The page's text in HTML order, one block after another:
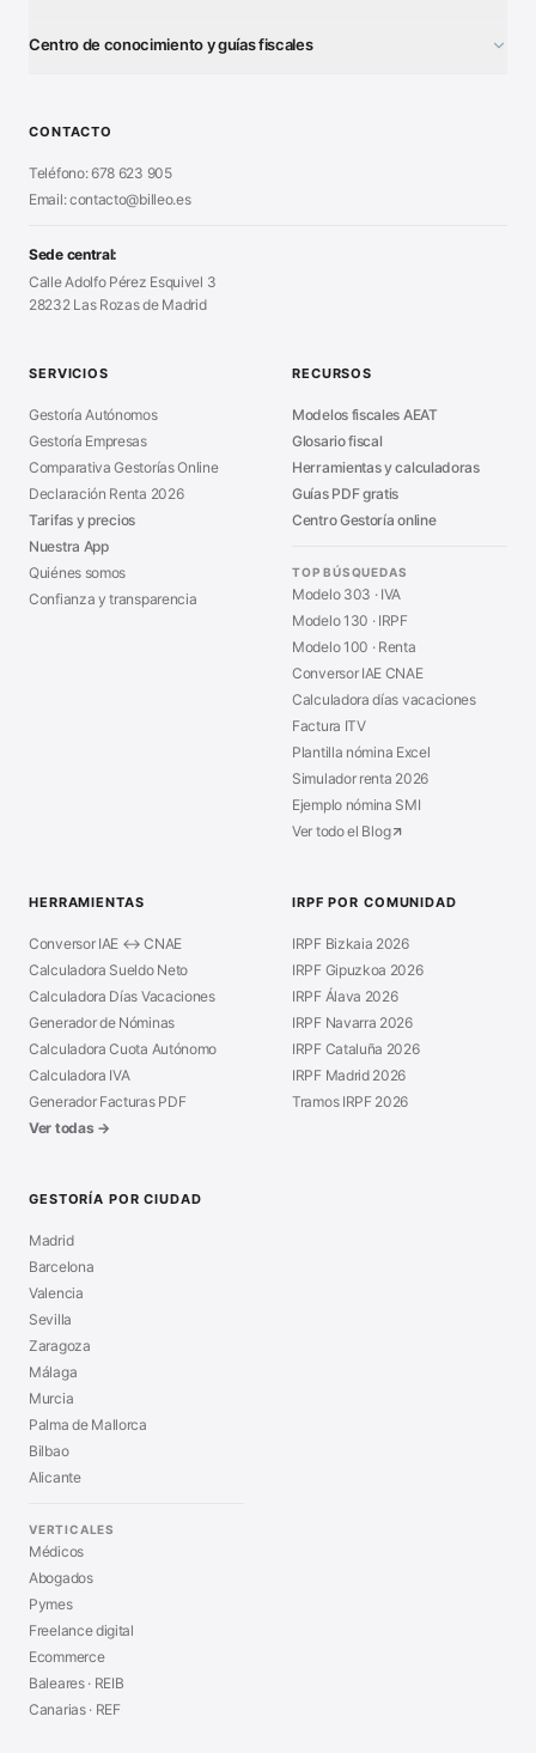
Generador Nóminas
■ Generador Presupuestos
Generador Facturas
■Modelo Nómina PDF
■Calculadora Vacaciones
Centro de conocimiento y guías fiscales
■Alta Autónomo Paso a Paso
Declaración Renta 2026
■Certificado Digital
■Sanciones Hacienda
■Asesoría en Madrid
CONTACTO
Teléfono: 678 623 905
Email: contacto@billeo.es
Sede central:
Calle Adolfo Pérez Esquivel 3
28232 Las Rozas de Madrid
SERVICIOS
Gestoría Autónomos
Gestoría Empresas
Comparativa Gestorías Online
Declaración Renta 2026
Tarifas y precios
Nuestra App
Quiénes somos
Confianza y transparencia
RECURSOS
Modelos fiscales AEAT
Glosario fiscal
Herramientas y calculadoras
Guías PDF gratis
Centro Gestoría online
TOP BÚSQUEDAS
Modelo 303 · IVA
Modelo 130 · IRPF
Modelo 100 · Renta
Conversor IAE CNAE
Calculadora días vacaciones
Factura ITV
Plantilla nómina Excel
Simulador renta 2026
Ejemplo nómina SMI
Ver todo el Blog
HERRAMIENTAS
Conversor IAE ↔ CNAE
Calculadora Sueldo Neto
Calculadora Días Vacaciones
Generador de Nóminas
Calculadora Cuota Autónomo
Calculadora IVA
Generador Facturas PDF
Ver todas →
IRPF POR COMUNIDAD
IRPF Bizkaia 2026
IRPF Gipuzkoa 2026
IRPF Álava 2026
IRPF Navarra 2026
IRPF Cataluña 2026
IRPF Madrid 2026
Tramos IRPF 2026
GESTORÍA POR CIUDAD
Madrid
Barcelona
Valencia
Sevilla
Zaragoza
Málaga
Murcia
Palma de Mallorca
Bilbao
Alicante
VERTICALES
Médicos
Abogados
Pymes
Freelance digital
Ecommerce
Baleares · REIB
Canarias · REF